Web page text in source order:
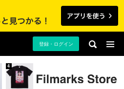
登録・ログイン
4